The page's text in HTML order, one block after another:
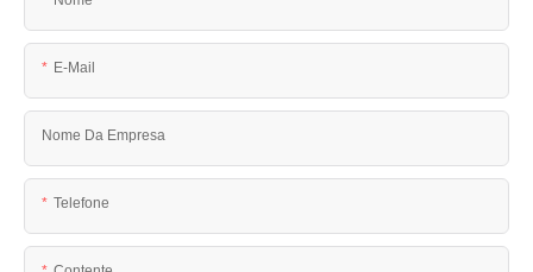
E-Mail
Nome Da Empresa
Telefone